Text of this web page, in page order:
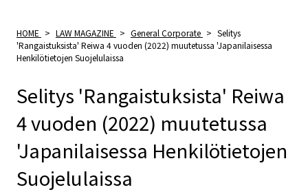
HOME > LAW MAGAZINE > General Corporate > Selitys
'Rangaistuksista' Reiwa 4 vuoden (2022) muutetussa 'Japanilaisessa
Henkilötietojen Suojelulaissa
Selitys 'Rangaistuksista' Reiwa
4 vuoden (2022) muutetussa
'Japanilaisessa Henkilötietojen
Suojelulaissa